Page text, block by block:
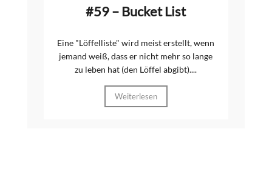
#59 – Bucket List
Eine "Löffelliste" wird meist erstellt, wenn
jemand weiß, dass er nicht mehr so lange
zu leben hat (den Löffel abgibt)....
Weiterlesen